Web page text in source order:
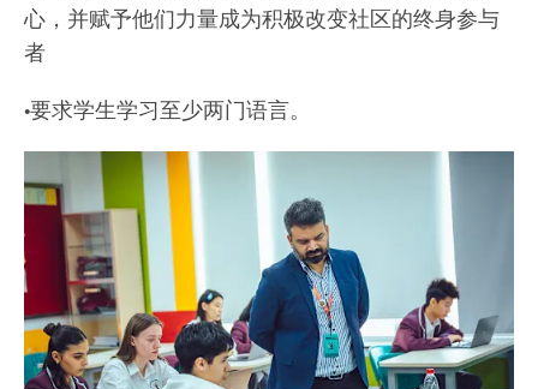
心，并赋予他们力量成为积极改变社区的终身参与
者
•要求学生学习至少两门语言。